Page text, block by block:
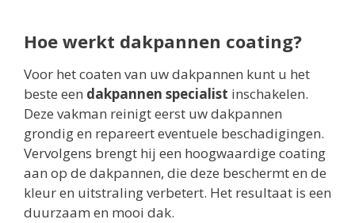
Hoe werkt dakpannen coating?
Voor het coaten van uw dakpannen kunt u het
beste een dakpannen specialist inschakelen.
Deze vakman reinigt eerst uw dakpannen
grondig en repareert eventuele beschadigingen.
Vervolgens brengt hij een hoogwaardige coating
aan op de dakpannen, die deze beschermt en de
kleur en uitstraling verbetert. Het resultaat is een
duurzaam en mooi dak.